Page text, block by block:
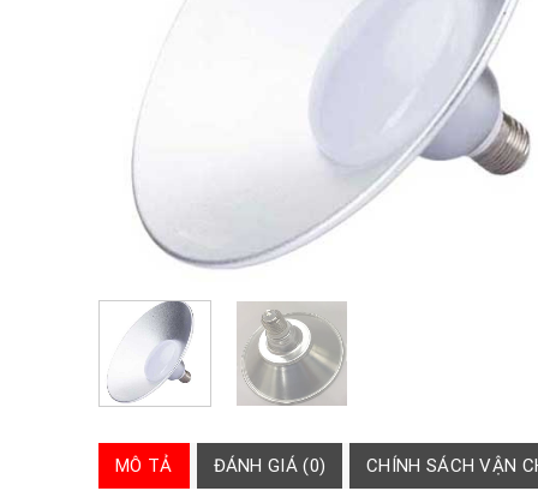
MÔ TẢ ĐÁNH GIÁ (0) CHÍNH SÁCH VẬN